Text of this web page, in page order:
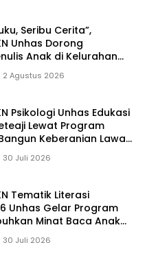
Seribu Cerita”,
Unhas Dorong
Anak di Kelurahan
2 Agustus 2026
Psikologi Unhas Edukasi
Lewat Program
Keberanian Lawan
30 Juli 2026
Tematik Literasi
Unhas Gelar Program
Minat Baca Anak
Nyaring
30 Juli 2026